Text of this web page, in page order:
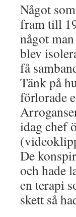
Något
fram till
något
blev
få
Tänk på
förlorade
idag chef
De
och hade
en terapi
skett så